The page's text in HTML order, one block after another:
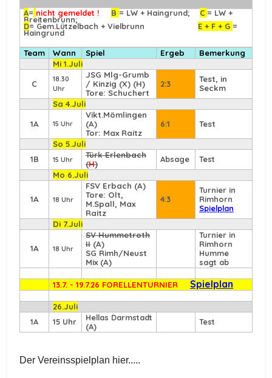
A= nicht gemeldet ! B = LW + Haingrund;C = LW +
Breitenbrunn;
D= Gem.Lützelbach + Vielbrunn E + F + G =
Haingrund
Team Wann Spiel Ergeb
Bemerkung
Mi 1.Juli
C
18.30
Uhr
JSG Mlg-Grumb
/ Kinzig (X) (H)
Tore: Schuchert
2:3
Test, in
Seckm
Sa 4.Juli
1A 15 Uhr
Vikt.Mömlingen
(A)
Tor: Max Raitz
6:1 Test
So 5.Juli
1B
15 Uhr
Türk Erlenbach
(H) Absage
Test
Mo 6.Juli
1A 18 Uhr
FSV Erbach (A)
Tore: Olt,
M.Spall, Max
Raitz
4:3
Turnier in
Rimhorn
Spielplan
Di 7.Juli
1A 18 Uhr
SV Hummetroth
II (A)
SG Rimh/Neust
Mix (A)
Turnier in
Rimhorn
Humme
sagt ab
13.7. - 19.7.26 FORELLENTURNIER Spielplan
26.Juli
1A
15 Uhr
Hellas Darmstadt
(A)
Test
Der Vereinsspielplan hier.....